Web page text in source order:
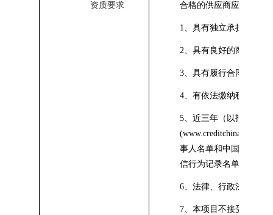
资质要求 合格的供应商应具备以
1、具有独立承担民事责
2、具有良好的商业信
3、具有履行合同所必需
4、有依法缴纳税收和社
5、近三年（以报价截止
事人名单和中国政府采
信行为记录名单的供应
6、法律、行政法规规定
7、本项目不接受联合体